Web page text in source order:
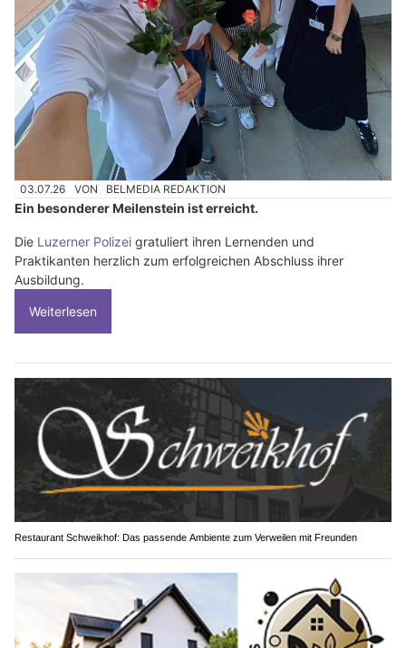
03.07.26 VON BELMEDIA REDAKTION
Ein besonderer Meilenstein ist erreicht.
Die Luzerner Polizei gratuliert ihren Lernenden und
Praktikanten herzlich zum erfolgreichen Abschluss ihrer
Ausbildung.
Weiterlesen
Restaurant Schweikhof: Das passende Ambiente zum Verweilen mit Freunden